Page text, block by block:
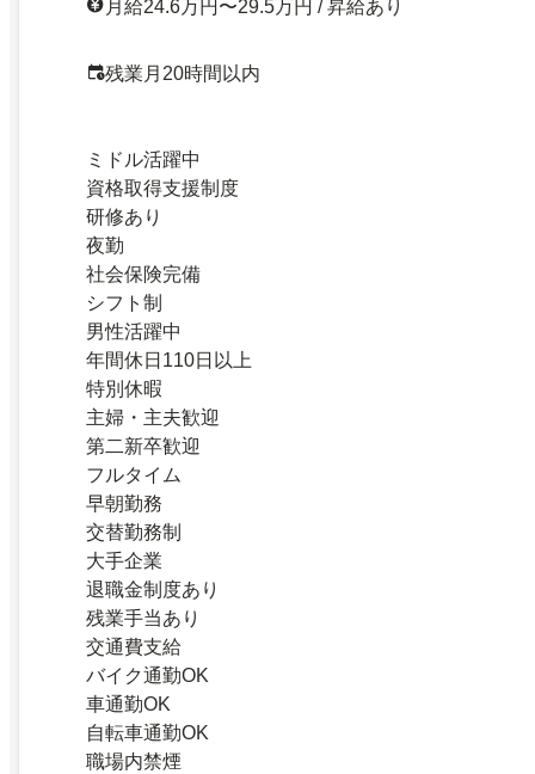
月給24.6万円〜29.5万円 / 昇給あり
残業月20時間以内
ミドル活躍中
資格取得支援制度
研修あり
夜勤
社会保険完備
シフト制
男性活躍中
年間休日110日以上
特別休暇
主婦・主夫歓迎
第二新卒歓迎
フルタイム
早朝勤務
交替勤務制
大手企業
退職金制度あり
残業手当あり
交通費支給
バイク通勤OK
車通勤OK
自転車通勤OK
職場内禁煙